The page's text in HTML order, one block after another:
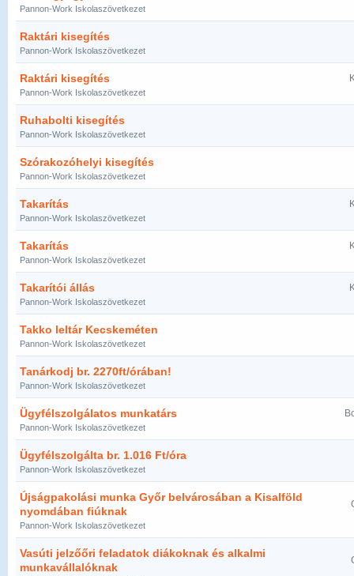
Pannon-Work Iskolaszövetkezet
Raktári kisegítés
Pannon-Work Iskolaszövetkezet
Raktári kisegítés
Pannon-Work Iskolaszövetkezet
Ruhabolti kisegítés
Pannon-Work Iskolaszövetkezet
Szórakozóhelyi kisegítés
Pannon-Work Iskolaszövetkezet
Takarítás
Pannon-Work Iskolaszövetkezet
Takarítás
Pannon-Work Iskolaszövetkezet
Takarítói állás
Pannon-Work Iskolaszövetkezet
Takko leltár Kecskeméten
Pannon-Work Iskolaszövetkezet
Tanárkodj br. 2270ft/órában!
Pannon-Work Iskolaszövetkezet
Ügyfélszolgálatos munkatárs
Pannon-Work Iskolaszövetkezet
Ügyfélszolgálta br. 1.016 Ft/óra
Pannon-Work Iskolaszövetkezet
Újságpakolási munka Győr belvárosában a Kisalföld
nyomdában fiúknak
Pannon-Work Iskolaszövetkezet
Vasúti jelzőőri feladatok diákoknak és alkalmi
munkavállalóknak